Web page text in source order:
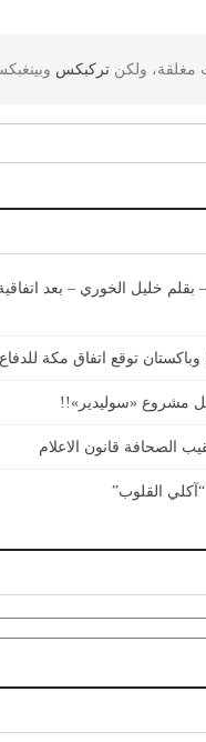
مغلقة، ولكن تركبكس
خليل الخوري – بعد اتفاقية
وباكستان توقع اتفاق مكة
مشروع «سوليدير»!!
الصحافة قانون الاعلام
القلوب”